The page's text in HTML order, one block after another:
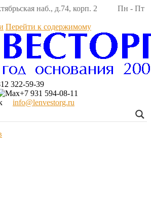
наб., д.74, корп. 2 Пн - Пт
Перейти к содержимому
322-59-39
+7 931 594-08-11
info@lenvestorg.ru